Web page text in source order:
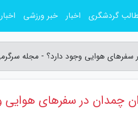
سفرهای هوایی وجود دارد؟ - مجله
چمدان در سفرهای هوایی
گردشگری اخبار خبر ورزشی